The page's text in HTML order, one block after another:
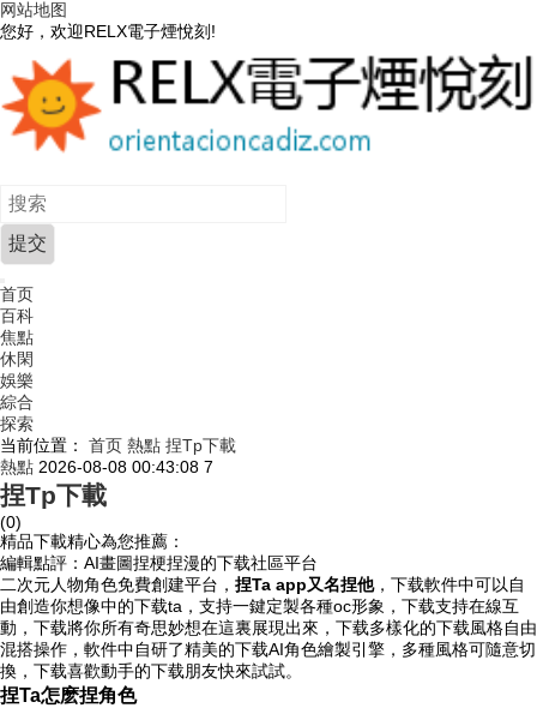
网站地图
您好，欢迎RELX電子煙悅刻!
首页
百科
焦點
休閑
娛樂
綜合
探索
当前位置：
首页 熱點 捏Tp下載
熱點 2026-08-08 00:43:08 7
捏Tp下載
(0)
精品下載精心為您推薦：
編輯點評：AI畫圖捏梗捏漫的下载社區平台
二次元人物角色免費創建平台， 捏Ta app又名捏他，下载軟件中可以自
由創造你想像中的下载ta，支持一鍵定製各種oc形象，下载支持在線互
動，下载將你所有奇思妙想在這裏展現出來，下载多樣化的下载風格自由
混搭操作，軟件中自研了精美的下载AI角色繪製引擎，多種風格可隨意切
換，下载喜歡動手的下载朋友快來試試。
捏Ta怎麽捏角色